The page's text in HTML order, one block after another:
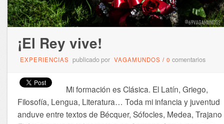
¡El Rey vive!
EXPERIENCIAS publicado por VAGAMUNDOS / 0 comentarios
Mi formación es Clásica. El Latín, Griego,
Filosofía, Lengua, Literatura… Toda mi infancia y juventud
anduve entre textos de Bécquer, Sófocles, Medea, Trajano